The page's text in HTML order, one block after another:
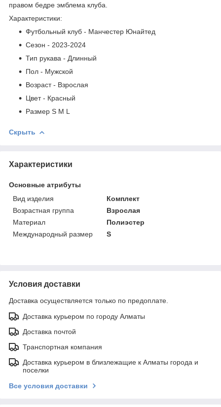
правом бедре эмблема клуба.
Характеристики:
Футбольный клуб - Манчестер Юнайтед
Сезон - 2023-2024
Тип рукава - Длинный
Пол - Мужской
Возраст - Взрослая
Цвет - Красный
Размер S M L
Скрыть
Характеристики
Основные атрибуты
Вид изделия
Комплект
Возрастная группа
Взрослая
Материал
Полиэстер
Международный размер
S
Условия доставки
Доставка осуществляется только по предоплате.
Доставка курьером по городу Алматы
Доставка почтой
Транспортная компания
Доставка курьером в близлежащие к Алматы города и
поселки
Все условия доставки